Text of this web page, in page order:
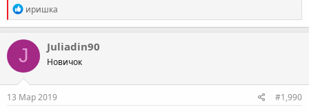
R
e
a
c
t
i
o
n
s
иришка
J Juliadin90
Новичок
13 Мар 2019 #1,990